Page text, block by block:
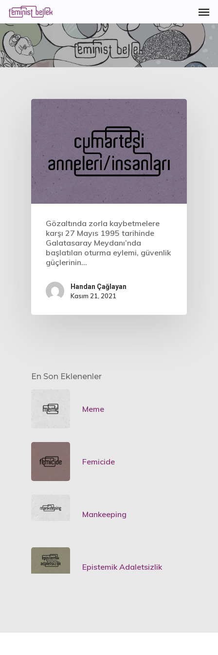
Gözaltında zorla kaybetmelere
karşı 27 Mayıs 1995 tarihinde
Galatasaray Meydanı’nda
başlatılan oturma eylemi, güvenlik
güçlerinin…
Handan Çağlayan
Kasım 21, 2021
En Son Eklenenler
Meme
Femicide
Mankeeping
Epistemik Adaletsizlik